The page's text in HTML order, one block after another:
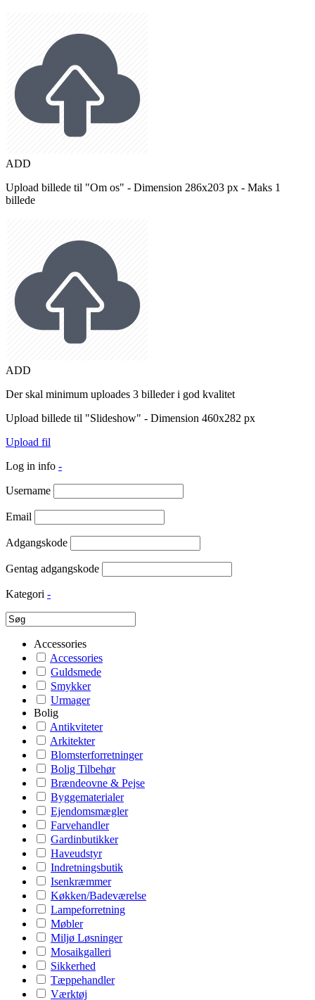
ADD
Upload billede til "Om os" - Dimension 286x203 px - Maks 1
billede
ADD
Der skal minimum uploades 3 billeder i god kvalitet
Upload billede til "Slideshow" - Dimension 460x282 px
Upload fil
Log in info -
Username
Email
Adgangskode
Gentag adgangskode
Kategori -
Accessories
Accessories
Guldsmede
Smykker
Urmager
Bolig
Antikviteter
Arkitekter
Blomsterforretninger
Bolig Tilbehør
Brændeovne & Pejse
Byggematerialer
Ejendomsmægler
Farvehandler
Gardinbutikker
Haveudstyr
Indretningsbutik
Isenkræmmer
Køkken/Badeværelse
Lampeforretning
Møbler
Miljø Løsninger
Mosaikgalleri
Sikkerhed
Tæppehandler
Værktøj